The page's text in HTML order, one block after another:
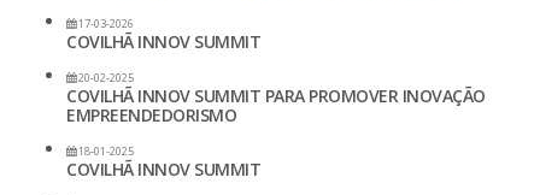
17-03-2026
COVILHÃ INNOV SUMMIT
20-02-2025
COVILHÃ INNOV SUMMIT PARA PROMOVER INOVAÇÃO
EMPREENDEDORISMO
18-01-2025
COVILHÃ INNOV SUMMIT